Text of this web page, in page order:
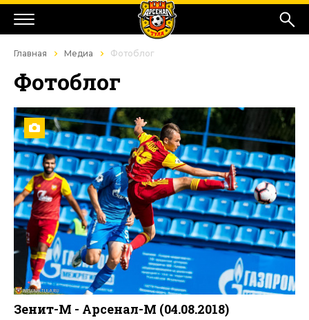
Главная Медиа Фотоблог
Фотоблог
Зенит-М - Арсенал-М (04.08.2018)